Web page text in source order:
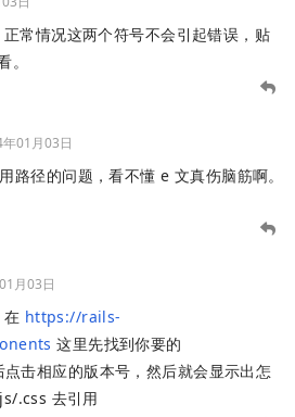
正常情况这两个符号不会引起错误，贴
。
01月03日
路径的问题，看不懂 e 文真伤脑筋啊。
月03日
在 https://rails-
这里先找到你要的
击相应的版本号，然后就会显示出怎
.css 去引用